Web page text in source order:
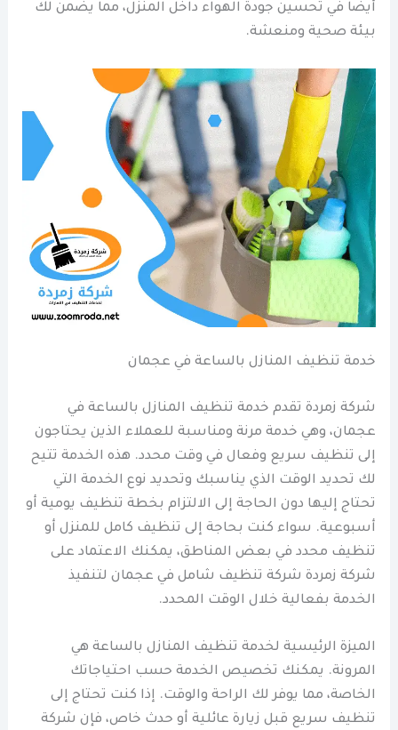
أيضًا في تحسين جودة الهواء داخل المنزل، مما يضمن لك
بيئة صحية ومنعشة.
خدمة تنظيف المنازل بالساعة في عجمان
شركة زمردة تقدم خدمة تنظيف المنازل بالساعة في
عجمان، وهي خدمة مرنة ومناسبة للعملاء الذين يحتاجون
إلى تنظيف سريع وفعال في وقت محدد. هذه الخدمة تتيح
لك تحديد الوقت الذي يناسبك وتحديد نوع الخدمة التي
تحتاج إليها دون الحاجة إلى الالتزام بخطة تنظيف يومية أو
أسبوعية. سواء كنت بحاجة إلى تنظيف كامل للمنزل أو
تنظيف محدد في بعض المناطق، يمكنك الاعتماد على
شركة زمردة شركة تنظيف شامل في عجمان لتنفيذ
الخدمة بفعالية خلال الوقت المحدد.
الميزة الرئيسية لخدمة تنظيف المنازل بالساعة هي
المرونة. يمكنك تخصيص الخدمة حسب احتياجاتك
الخاصة، مما يوفر لك الراحة والوقت. إذا كنت تحتاج إلى
تنظيف سريع قبل زيارة عائلية أو حدث خاص، فإن شركة